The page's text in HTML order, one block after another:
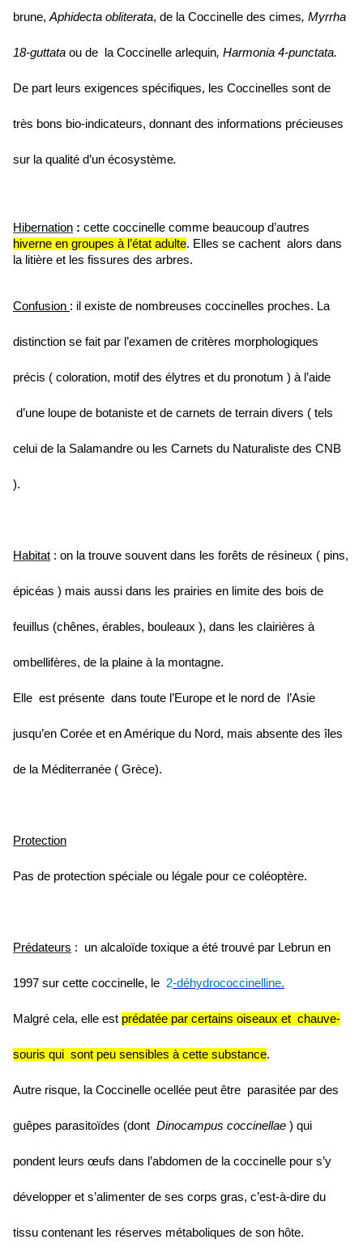
brune, Aphidecta obliterata, de la Coccinelle des cimes, Myrrha
18-guttata ou de la Coccinelle arlequin, Harmonia 4-punctata.
De part leurs exigences spécifiques, les Coccinelles sont de
très bons bio-indicateurs, donnant des informations précieuses
sur la qualité d’un écosystème.
Hibernation : cette coccinelle comme beaucoup d’autres
hiverne en groupes à l’état adulte. Elles se cachent alors dans
la litière et les fissures des arbres.
Confusion : il existe de nombreuses coccinelles proches. La
distinction se fait par l’examen de critères morphologiques
précis ( coloration, motif des élytres et du pronotum ) à l’aide
d’une loupe de botaniste et de carnets de terrain divers ( tels
celui de la Salamandre ou les Carnets du Naturaliste des CNB
).
Habitat : on la trouve souvent dans les forêts de résineux ( pins,
épicéas ) mais aussi dans les prairies en limite des bois de
feuillus (chênes, érables, bouleaux ), dans les clairières à
ombellifères, de la plaine à la montagne.
Elle est présente dans toute l’Europe et le nord de l’Asie
jusqu’en Corée et en Amérique du Nord, mais absente des îles
de la Méditerranée ( Grèce).
Protection
Pas de protection spéciale ou légale pour ce coléoptère.
Prédateurs : un alcaloïde toxique a été trouvé par Lebrun en
1997 sur cette coccinelle, le 2-déhydrococcinelline.
Malgré cela, elle est prédatée par certains oiseaux et chauve-
souris qui sont peu sensibles à cette substance.
Autre risque, la Coccinelle ocellée peut être parasitée par des
guêpes parasitoïdes (dont Dinocampus coccinellae ) qui
pondent leurs œufs dans l’abdomen de la coccinelle pour s’y
développer et s’alimenter de ses corps gras, c’est-à-dire du
tissu contenant les réserves métaboliques de son hôte.